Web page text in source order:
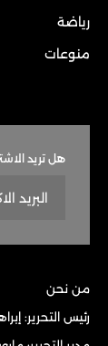
رياضة
منوعات
هل تريد
من نحن
رئيس التحرير: